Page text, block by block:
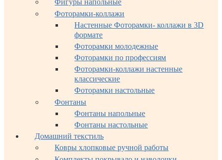
Фигуры напольные
Фоторамки-коллажи
Настенные Фоторамки- коллажи в 3D
формате
Фоторамки молодежные
Фоторамки по профессиям
Фоторамки-коллажи настенные
классические
Фоторамки настольные
Фонтаны
Фонтаны напольные
Фонтаны настольные
Домашний текстиль
Ковры хлопковые ручной работы